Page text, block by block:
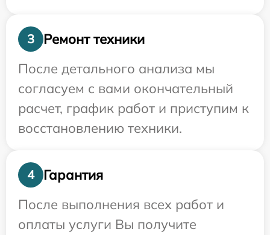
3
Ремонт техники
После детального анализа мы
согласуем с вами окончательный
расчет, график работ и приступим к
восстановлению техники.
4
Гарантия
После выполнения всех работ и
оплаты услуги Вы получите